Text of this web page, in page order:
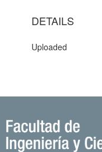
DETAILS
Uploaded